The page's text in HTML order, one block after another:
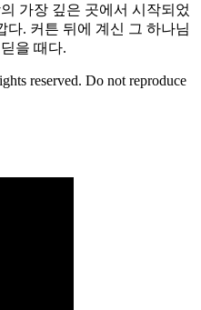
가장 깊은 곳에서 시작되었
다. 커튼 뒤에 계신 그 하나님
을 때다.
reserved. Do not reproduce